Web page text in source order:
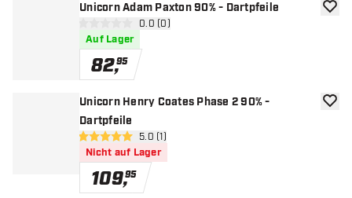
Unicorn Adam Paxton 90% - Dartpfeile
Bewertungsbereich öffnen
0 Bewertungssterne
0.0 (0)
Auf Lager
82,95
Zur
Unicorn Henry Coates Phase 2 90% -
Dartpfeile
Bewertungsbereich öffnen
5 Bewertungssterne
5.0 (1)
Nicht auf Lager
109,95
Zur